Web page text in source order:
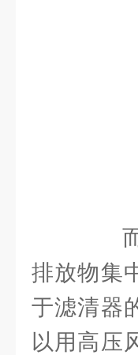
而
排放物集
于滤清器
以用高压